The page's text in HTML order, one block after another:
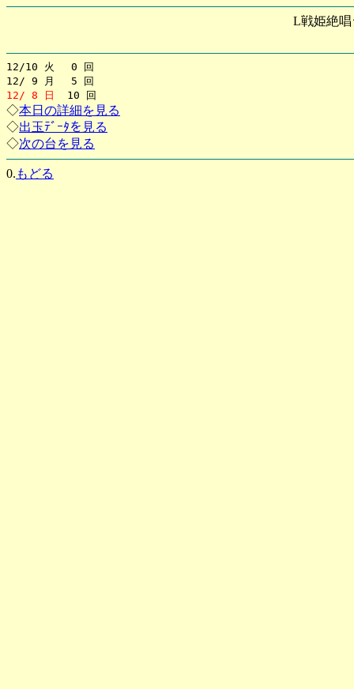
L戦姫絶
12/10 火 0 回
12/ 9 月 5 回
12/ 8 日
10 回
◇本日の詳細を見る
◇出玉ﾃﾞｰﾀを見る
◇次の台を見る
0. もどる